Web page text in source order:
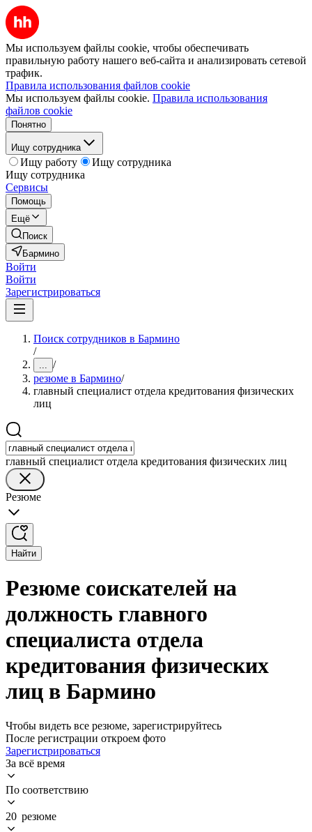
Мы используем файлы cookie, чтобы обеспечивать
правильную работу нашего веб-сайта и анализировать сетевой
трафик.
Правила использования файлов cookie
Мы используем файлы cookie. Правила использования
файлов cookie
Понятно
Ищу сотрудника
Ищу работу
Ищу сотрудника
Ищу сотрудника
Сервисы
Помощь
Ещё
Поиск
Бармино
Войти
Войти
Зарегистрироваться
Поиск сотрудников в Бармино
/
... /
резюме в Бармино/
главный специалист отдела кредитования физических
лиц
главный специалист отдела кредитования физических лиц
Резюме
Найти
Резюме соискателей на
должность главного
специалиста отдела
кредитования физических
лиц в Бармино
Чтобы видеть все резюме, зарегистрируйтесь
После регистрации откроем фото
Зарегистрироваться
За всё время
По соответствию
20 резюме